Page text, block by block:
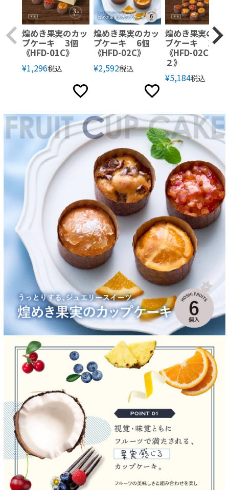
煌めき果実のカッ
プケーキ 3個
《HFD-01C》
¥1,296税込
煌めき果実のカッ
プケーキ 6個
《HFD-02C》
¥2,592税込
煌めき果実のカ
プケーキ 12個
《HFD-02C×
２》
¥5,184税込